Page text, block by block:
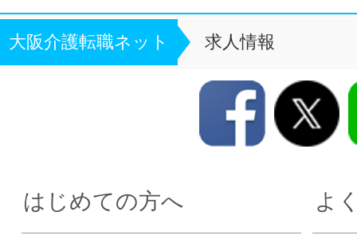
大阪介護転職ネット 求人情報
はじめての方へ よ